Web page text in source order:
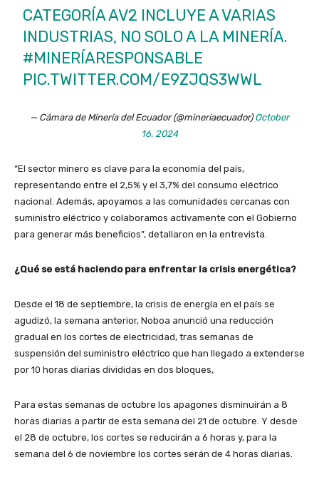
CATEGORÍA AV2 INCLUYE A VARIAS
INDUSTRIAS, NO SOLO A LA MINERÍA.
#MINERÍARESPONSABLE
PIC.TWITTER.COM/E9ZJQS3WWL
— Cámara de Minería del Ecuador (@mineriaecuador)October
16, 2024
“El sector minero es clave para la economía del país,
representando entre el 2,5% y el 3,7% del consumo eléctrico
nacional. Además, apoyamos a las comunidades cercanas con
suministro eléctrico y colaboramos activamente con el Gobierno
para generar más beneficios”, detallaron en la entrevista.
¿Qué se está haciendo para enfrentar la crisis energética?
Desde el 18 de septiembre, la crisis de energía en el país se
agudizó, la semana anterior, Noboa anunció una reducción
gradual en los cortes de electricidad, tras semanas de
suspensión del suministro eléctrico que han llegado a extenderse
por 10 horas diarias divididas en dos bloques,
Para estas semanas de octubre los apagones disminuirán a 8
horas diarias a partir de esta semana del 21 de octubre. Y desde
el 28 de octubre, los cortes se reducirán a 6 horas y, para la
semana del 6 de noviembre los cortes serán de 4 horas diarias.